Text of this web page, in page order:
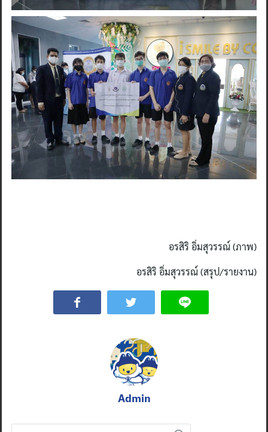
อรสิริ อิ่มสุวรรณ์ (ภาพ)
อรสิริ อิ่มสุวรรณ์ (สรุป/รายงาน)
Admin